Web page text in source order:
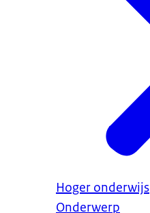
Hoger onderwijs
Onderwerp